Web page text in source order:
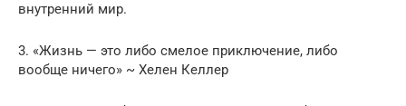
внутренний мир.
3. «Жизнь — это либо смелое приключение, либо
вообще ничего» ~ Хелен Келлер